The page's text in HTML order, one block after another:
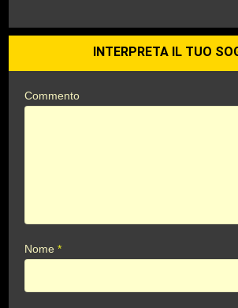
INTERPRETA IL TUO
Commento
Nome*